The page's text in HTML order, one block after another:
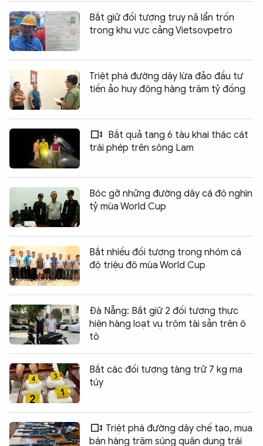
Bắt giữ đối tượng truy nã lẩn trốn
trong khu vực cảng Vietsovpetro
Triệt phá đường dây lừa đảo đầu tư
tiền ảo huy động hàng trăm tỷ đồng
Bắt quả tang 6 tàu khai thác cát
trái phép trên sông Lam
Bóc gỡ những đường dây cá độ nghìn
tỷ mùa World Cup
Bắt nhiều đối tượng trong nhóm cá
độ triệu đô mùa World Cup
Đà Nẵng: Bắt giữ 2 đối tượng thực
hiện hàng loạt vụ trộm tài sản trên ô
tô
Bắt các đối tượng tàng trữ 7 kg ma
túy
Triệt phá đường dây chế tạo, mua
bán hàng trăm súng quân dụng trái